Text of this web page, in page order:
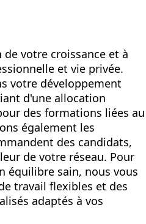
votre croissance et à
et vie privée.
votre développement
d'une allocation
des formations liées au
également les
des candidats,
de votre réseau. Pour
équilibre sain, nous vous
travail flexibles et des
adaptés à vos